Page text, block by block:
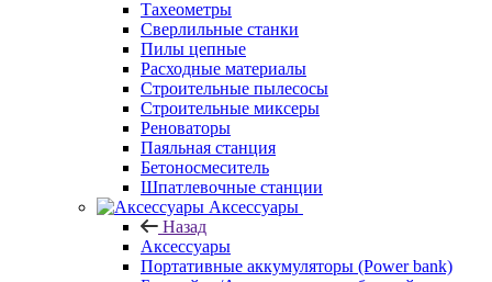
Тахеометры
Сверлильные станки
Пилы цепные
Расходные материалы
Строительные пылесосы
Строительные миксеры
Реноваторы
Паяльная станция
Бетоносмеситель
Шпатлевочные станции
Аксессуары
Назад
Аксессуары
Портативные аккумуляторы (Power bank)